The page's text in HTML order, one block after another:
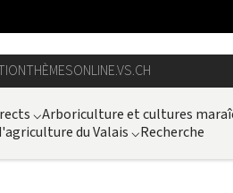
THÈMESONLINE.VS.CH
⌵Arboriculture et cultures
du Valais ⌵Recherche